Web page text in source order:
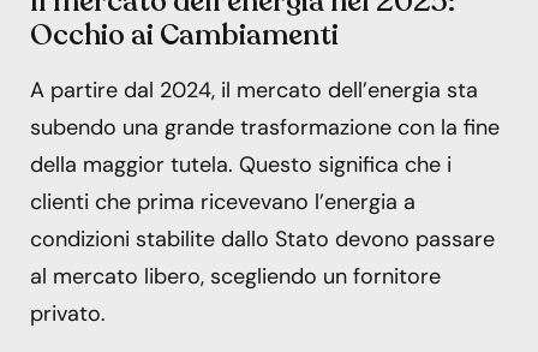
Occhio ai Cambiamenti
A partire dal 2024, il mercato dell’energia sta
subendo una grande trasformazione con la fine
della maggior tutela. Questo significa che i
clienti che prima ricevevano l’energia a
condizioni stabilite dallo Stato devono passare
al mercato libero, scegliendo un fornitore
privato.